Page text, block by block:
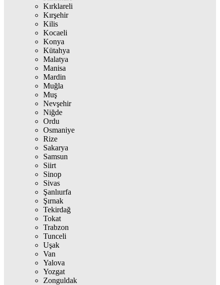
Kırklareli
Kırşehir
Kilis
Kocaeli
Konya
Kütahya
Malatya
Manisa
Mardin
Muğla
Muş
Nevşehir
Niğde
Ordu
Osmaniye
Rize
Sakarya
Samsun
Siirt
Sinop
Sivas
Şanlıurfa
Şırnak
Tekirdağ
Tokat
Trabzon
Tunceli
Uşak
Van
Yalova
Yozgat
Zonguldak